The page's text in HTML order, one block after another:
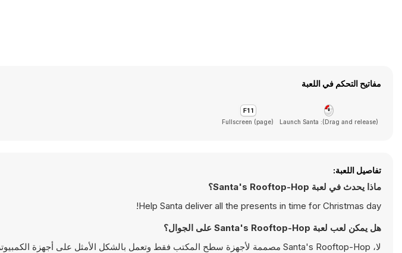
مفاتيح التحكم في اللعبة
(Drag and release): Launch Santa
Fullscreen (page)
تفاصيل اللعبة:
ماذا يحدث في لعبة Santa's Rooftop-Hop؟
Help Santa deliver all the presents in time for Christmas day!
هل يمكن لعب لعبة Santa's Rooftop-Hop على الجوال؟
لا، Santa's Rooftop-Hop مصممة لأجهزة سطح المكتب فقط وتعمل بالشكل الأمثل على أجهزة الكمبيوتر باستخدام لوحة المفاتيح والفأرة